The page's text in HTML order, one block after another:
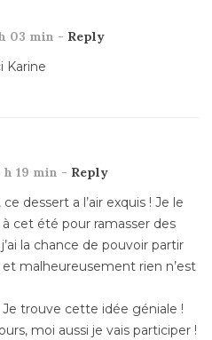
03 min - Reply
Karine
19 min - Reply
dessert a l’air exquis ! Je le
cet été pour ramasser des
la chance de pouvoir partir
malheureusement rien n’est
Je trouve cette idée géniale !
moi aussi je vais participer !